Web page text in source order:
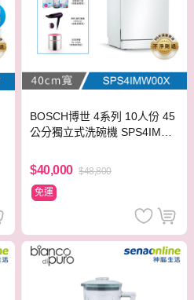
BOSCH博世 4系列 10人份 45
公分獨立式洗碗機 SPS4IMW0
$40,000 $48,800
免運